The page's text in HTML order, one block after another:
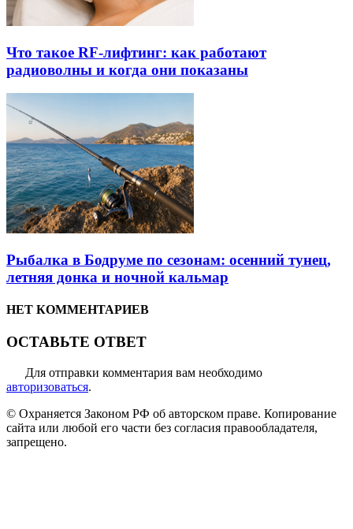
Что такое RF-лифтинг: как работают
радиоволны и когда они показаны
Рыбалка в Бодруме по сезонам: осенний тунец,
летняя донка и ночной кальмар
НЕТ КОММЕНТАРИЕВ
ОСТАВЬТЕ ОТВЕТ
Для отправки комментария вам необходимо
авторизоваться.
© Охраняется Законом РФ об авторском праве. Копирование
сайта или любой его части без согласия правообладателя,
запрещено.